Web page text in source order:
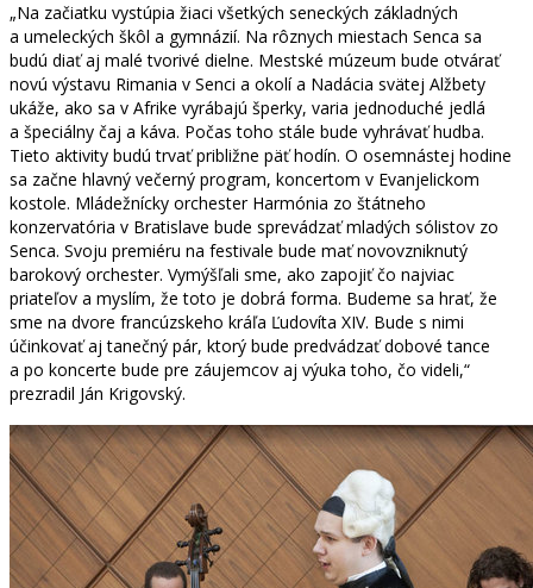
„Na začiatku vystúpia žiaci všetkých seneckých základných
a umeleckých škôl a gymnázií. Na rôznych miestach Senca sa
budú diať aj malé tvorivé dielne. Mestské múzeum bude otvárať
novú výstavu Rimania v Senci a okolí a Nadácia svätej Alžbety
ukáže, ako sa v Afrike vyrábajú šperky, varia jednoduché jedlá
a špeciálny čaj a káva. Počas toho stále bude vyhrávať hudba.
Tieto aktivity budú trvať približne päť hodín. O osemnástej hodine
sa začne hlavný večerný program, koncertom v Evanjelickom
kostole. Mládežnícky orchester Harmónia zo štátneho
konzervatória v Bratislave bude sprevádzať mladých sólistov zo
Senca. Svoju premiéru na festivale bude mať novovzniknutý
barokový orchester. Vymýšľali sme, ako zapojiť čo najviac
priateľov a myslím, že toto je dobrá forma. Budeme sa hrať, že
sme na dvore francúzskeho kráľa Ľudovíta XIV. Bude s nimi
účinkovať aj tanečný pár, ktorý bude predvádzať dobové tance
a po koncerte bude pre záujemcov aj výuka toho, čo videli,“
prezradil Ján Krigovský.